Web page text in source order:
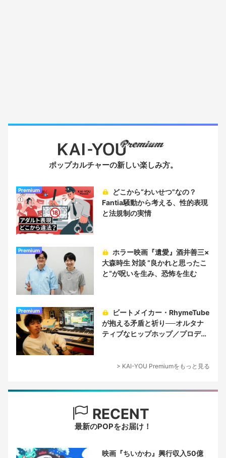
ポップカルチャーの新しい楽しみ方。
Premium
Fantia騒動から考える、性的表現
と法規制の実情
Premium
大森時生 対談 “良かれと思ったこ
と“が呪いを生み、恐怖を生む
Premium
が抱える矛盾と祈り──オルタナ
ティブなヒップホップ／プロデュ
> KAI-YOU Premiumをもっと見る
RECENT
最新のPOPをお届け！
映画『ちいかわ』興行収入50億